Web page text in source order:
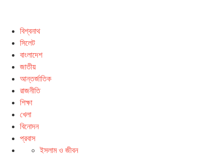
বিশ্বনাথ
সিলেট
বাংলাদেশ
জাতীয়
আন্তর্জাতিক
রাজনীতি
শিক্ষা
খেলা
বিনোদন
প্রবাস
ইসলাম ও জীবন